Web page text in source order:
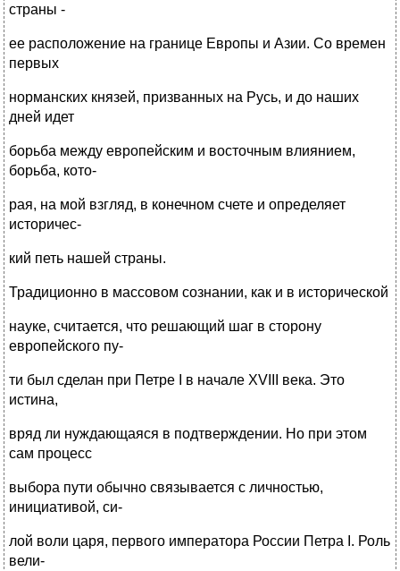
страны -
ее расположение на границе Европы и Азии. Со времен
первых
норманских князей, призванных на Русь, и до наших
дней идет
борьба между европейским и восточным влиянием,
борьба, кото-
рая, на мой взгляд, в конечном счете и определяет
историчес-
кий петь нашей страны.
Традиционно в массовом сознании, как и в исторической
науке, считается, что решающий шаг в сторону
европейского пу-
ти был сделан при Петре I в начале XVIII века. Это
истина,
вряд ли нуждающаяся в подтверждении. Но при этом
сам процесс
выбора пути обычно связывается с личностью,
инициативой, си-
лой воли царя, первого императора России Петра I. Роль
вели-